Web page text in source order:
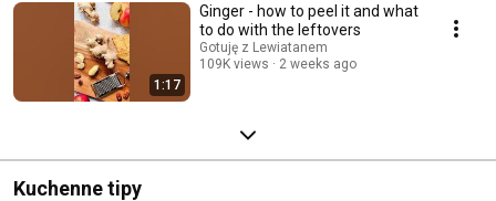
1:17
Ginger - how to peel it and what
to do with the leftovers
Gotuję z Lewiatanem
109K views
2 weeks ago
Kuchenne tipy